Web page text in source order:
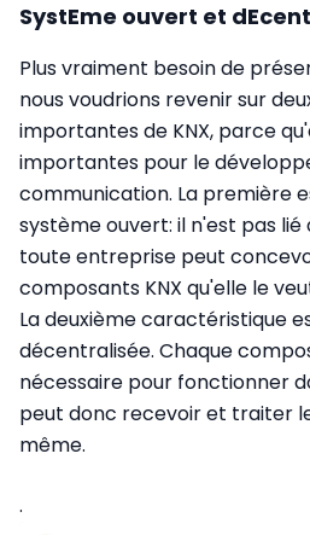
SystEme ouvert et
Plus vraiment besoin de
nous voudrions revenir sur
importantes de KNX, parce
importantes pour le
communication. La première
système ouvert: il n'est pas
toute entreprise peut
composants KNX qu'elle le
La deuxième caractéristique
décentralisée. Chaque
nécessaire pour fonctionner
peut donc recevoir et traiter
même.
.